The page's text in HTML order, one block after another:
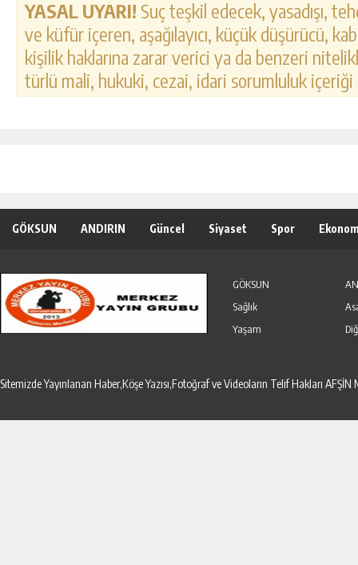
YASAL UYARI! Suç teşkil edecek, yasadışı,
ve küfür içeren, aşağılayıcı, küçük düşürücü,
kişilik haklarına zarar verici ya da benzeri
türlü mali, hukuki, cezai, idari sorumluluk
GÖKSUN ANDIRIN Güncel Siyaset Spor
GÖKSUN
Sağlık
Yaşam
Sitemizde Yayınlanan Haber,Köşe Yazısı,Fotoğraf ve Videoların Telif Hakları